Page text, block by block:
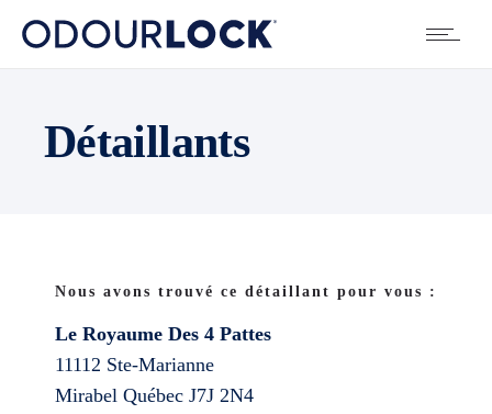
Détaillants
Nous avons trouvé ce détaillant pour vous :
Le Royaume Des 4 Pattes
11112 Ste-Marianne
Mirabel Québec J7J 2N4